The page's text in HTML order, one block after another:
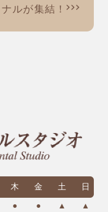
ルが集結！
木 金 土 日
● ● ▲ ▲